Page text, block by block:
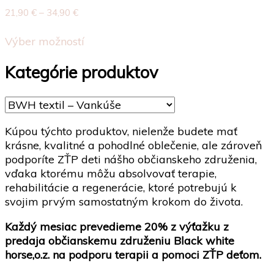
môžete
stránke
21,90 € – 34,90 €Price
21,90 €
through
Výber možností
viacero
variantov.
Možnosti
si
môžete
vybrať
na
stránke
produktu.
Kategórie produktov
Kúpou týchto produktov, nielenže budete mať
krásne, kvalitné a pohodlné oblečenie, ale zároveň
podporíte ZŤP deti nášho občianskeho združenia,
vďaka ktorému môžu absolvovať terapie,
rehabilitácie a regenerácie, ktoré potrebujú k
svojim prvým samostatným krokom do života.
Každý mesiac prevedieme 20% z výťažku z
predaja občianskemu združeniu Black white
horse,o.z. na podporu terapii a pomoci ZŤP deťom.